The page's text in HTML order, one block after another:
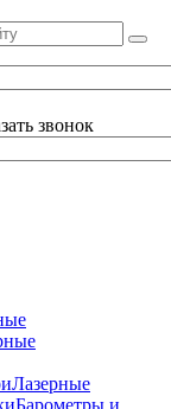
звонок
Лазерные
Барометры и